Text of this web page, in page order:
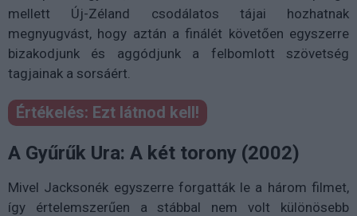
mellett Új-Zéland csodálatos tájai hozhatnak
megnyugvást, hogy aztán a finálét követően egyszerre
bizakodjunk és aggódjunk a felbomlott szövetség
tagjainak a sorsáért.
Értékelés: Ezt látnod kell!
A Gyűrűk Ura: A két torony (2002)
Mivel Jacksonék egyszerre forgatták le a három filmet,
így értelemszerűen a stábbal nem volt különösebb